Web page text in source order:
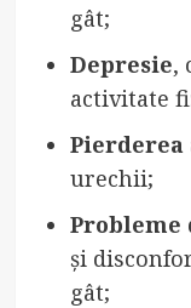
gât;
Depresie,
activitate
urechii;
Probleme
și
gât;